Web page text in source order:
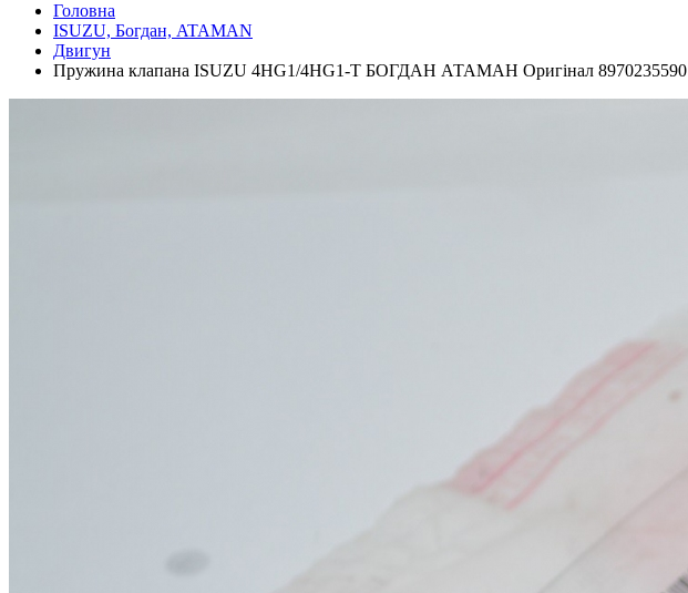
Головна
ISUZU, Богдан, ATAMAN
Двигун
Пружина клапана ISUZU 4HG1/4HG1-T БОГДАН АТАМАН Оригінал 8970235590